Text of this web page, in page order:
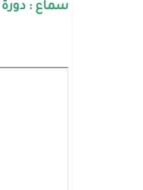
سماع : دورة